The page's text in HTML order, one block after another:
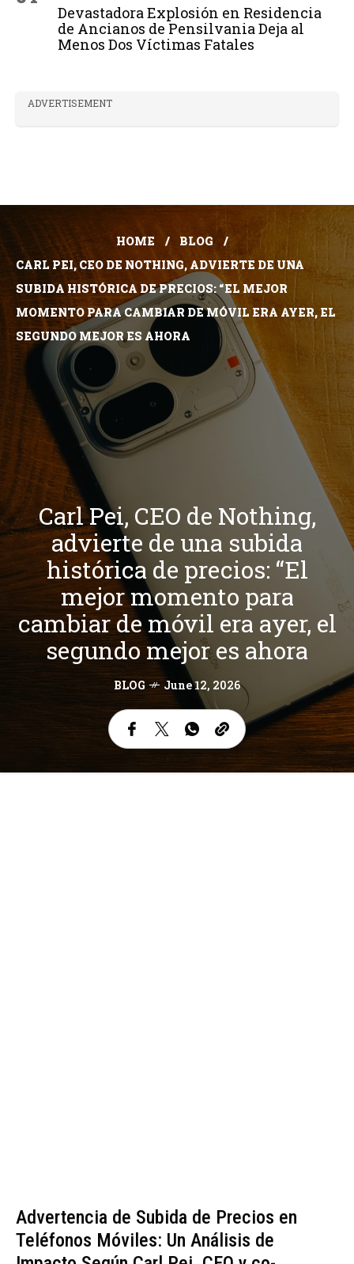
Devastadora Explosión en Residencia
de Ancianos de Pensilvania Deja al
Menos Dos Víctimas Fatales
ADVERTISEMENT
HOME
BLOG
CARL PEI, CEO DE NOTHING, ADVIERTE DE UNA
SUBIDA HISTÓRICA DE PRECIOS: “EL MEJOR
MOMENTO PARA CAMBIAR DE MÓVIL ERA AYER, EL
SEGUNDO MEJOR ES AHORA
Carl Pei, CEO de Nothing,
advierte de una subida
histórica de precios: “El
mejor momento para
cambiar de móvil era ayer, el
segundo mejor es ahora
BLOG June 12, 2026
Advertencia de Subida de Precios en
Teléfonos Móviles: Un Análisis de